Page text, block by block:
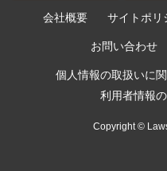
会社概要 サイトポリ
お問い合わせ
個人情報の取扱いに
利用者情報
Copyright ©